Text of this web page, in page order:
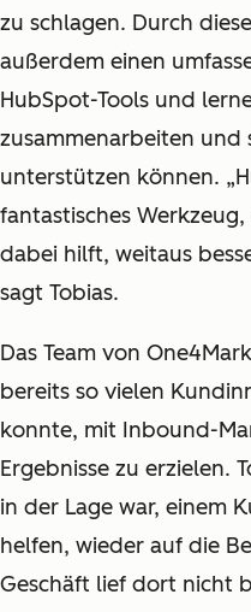
zu schlagen. Durch
außerdem einen
HubSpot-Tools und
zusammenarbeiten und
unterstützen können.
fantastisches
dabei hilft, weitaus
sagt Tobias.
Das Team von
bereits so vielen
konnte, mit Inbound-
Ergebnisse zu erzielen.
in der Lage war, einem
helfen, wieder auf die
Geschäft lief dort nicht